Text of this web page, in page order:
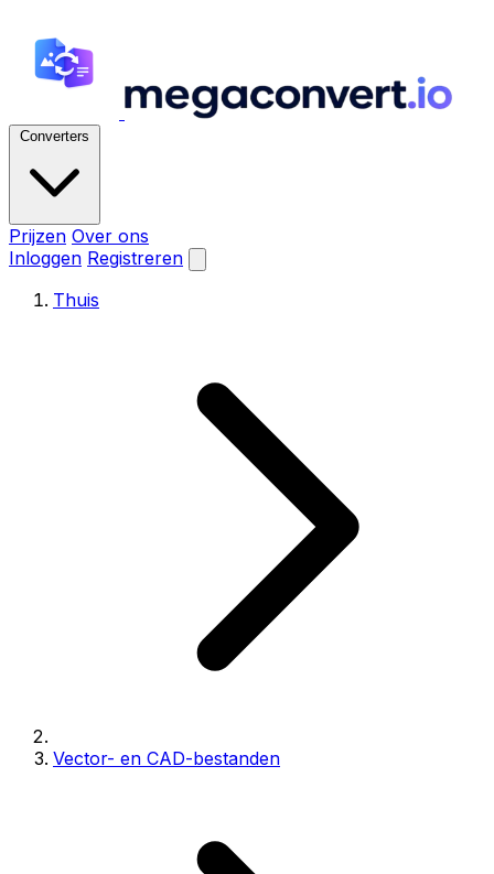
Converters
Prijzen Over ons
Inloggen Registreren
Thuis
Vector- en CAD-bestanden